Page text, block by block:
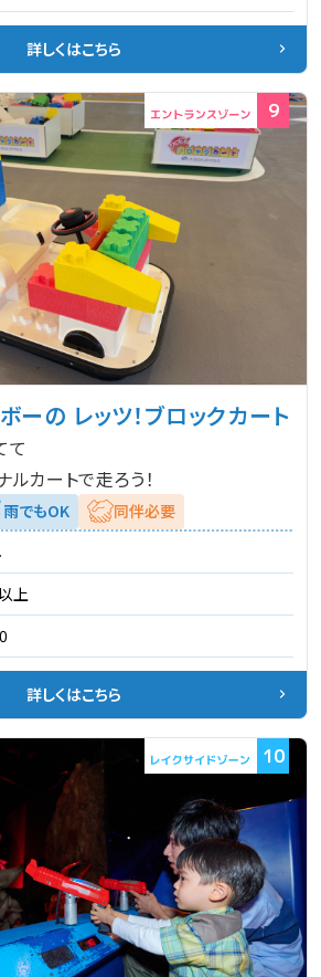
詳しくはこちら
9
ーの レッツ！ブロックカート
て
カートで走ろう！
雨でもOK
同伴必要
上
詳しくはこちら
10